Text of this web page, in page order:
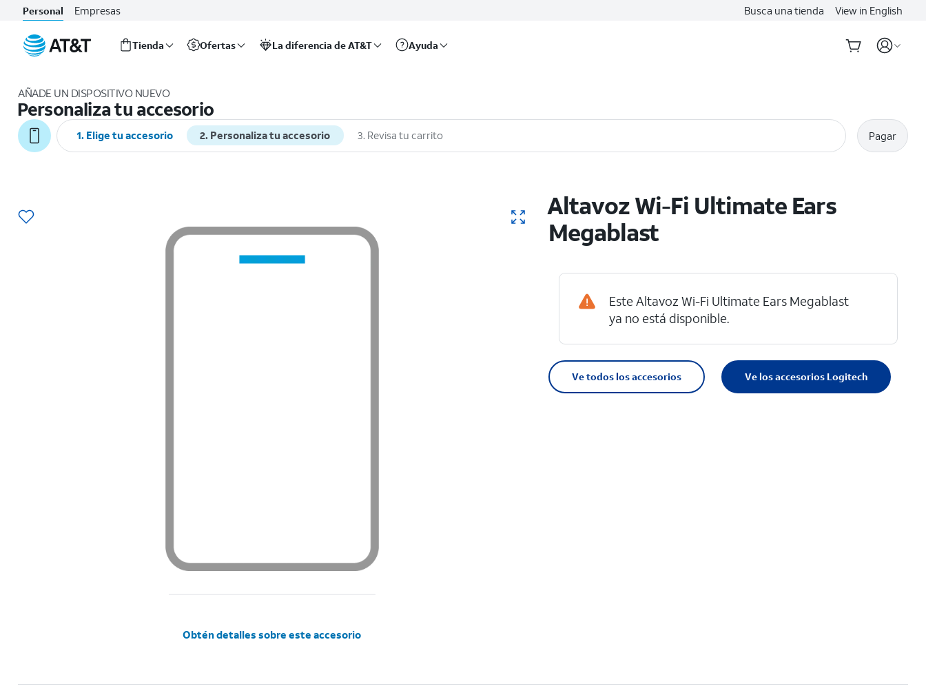
Personal Empresas Busca una tienda View in English
Tienda Ofertas La diferencia de AT&T Ayuda
AÑADE UN DISPOSITIVO NUEVO
Personaliza tu accesorio
1. Elige tu accesorio 2. Personaliza tu accesorio 3. Revisa tu carrito Pagar
Obtén detalles sobre este accesorio
Altavoz Wi-Fi Ultimate Ears
Megablast
Este Altavoz Wi-Fi Ultimate Ears Megablast
ya no está disponible.
Ve todos los accesorios Ve los accesorios Logitech